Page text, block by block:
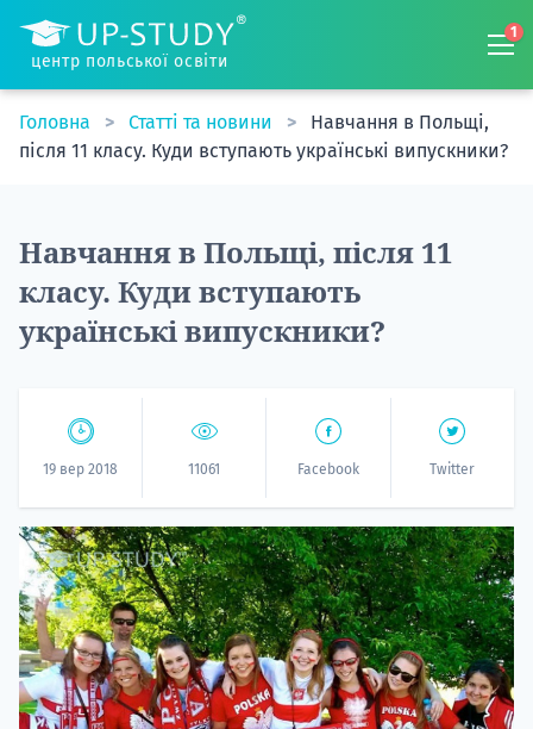
центр польської освіти
1
Головна Статті та новини
Навчання в Польщі,
після 11 класу. Куди вступають українські випускники?
Навчання в Польщі, після 11
класу. Куди вступають
українські випускники?
19 вер 2018 11061 Facebook Twitter